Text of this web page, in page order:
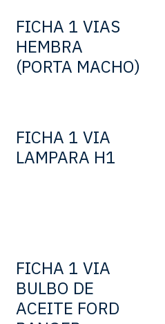
FICHA 1 VIAS
HEMBRA
(PORTA MACHO)
FICHA 1 VIA
LAMPARA H1
FICHA 1 VIA
BULBO DE
ACEITE FORD